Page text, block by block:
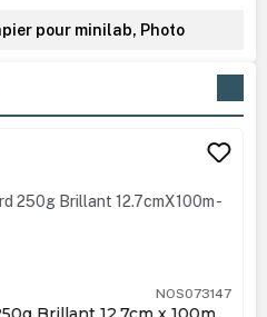
pour minilab, Photo
NOS073147